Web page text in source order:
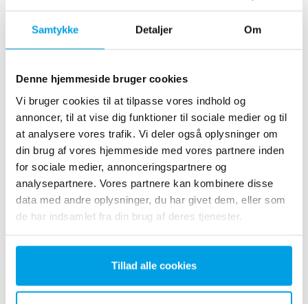
Samtykke Detaljer Om
Denne hjemmeside bruger cookies
Vi bruger cookies til at tilpasse vores indhold og
annoncer, til at vise dig funktioner til sociale medier og til
at analysere vores trafik. Vi deler også oplysninger om
din brug af vores hjemmeside med vores partnere inden
for sociale medier, annonceringspartnere og
analysepartnere. Vores partnere kan kombinere disse
data med andre oplysninger, du har givet dem, eller som
de har indsamlet fra din brug af deres tjenester.
Tillad alle cookies
ydelse på 270 m³/h
Se flere referencer
Viser 3 ud af 169 referencer